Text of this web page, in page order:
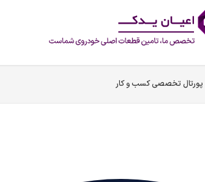
پورتال تخصصی کسب و کار